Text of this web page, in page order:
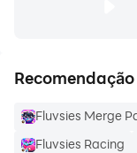
Recomendação
Fluvsies Merge
Fluvsies Racing